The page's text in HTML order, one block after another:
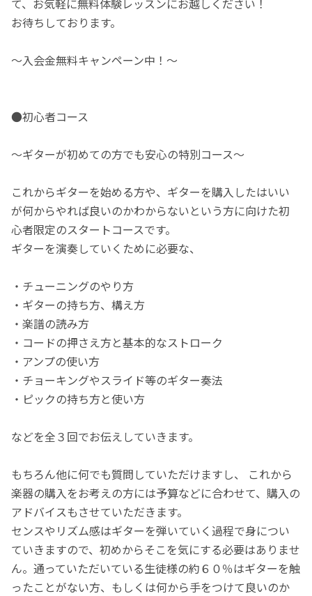
お待ちしております。
～入会金無料キャンペーン中！～
●初心者コース
〜ギターが初めての方でも安心の特別コース〜
これからギターを始める方や、ギターを購入したはいい
が何からやれば良いのかわからないという方に向けた初
心者限定のスタートコースです。
ギターを演奏していくために必要な、
・チューニングのやり方
・ギターの持ち方、構え方
・楽譜の読み方
・コードの押さえ方と基本的なストローク
・アンプの使い方
・チョーキングやスライド等のギター奏法
・ピックの持ち方と使い方
などを全３回でお伝えしていきます。
もちろん他に何でも質問していただけますし、 これから
楽器の購入をお考えの方には予算などに合わせて、購入の
アドバイスもさせていただきます。
センスやリズム感はギターを弾いていく過程で身につい
ていきますので、初めからそこを気にする必要はありませ
ん。通っていただいている生徒様の約６０％はギターを触
ったことがない方、もしくは何から手をつけて良いのか